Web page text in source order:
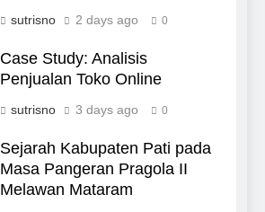
sutrisno 2 days ago 0
Case Study: Analisis
Penjualan Toko Online
sutrisno 3 days ago 0
Sejarah Kabupaten Pati pada
Masa Pangeran Pragola II
Melawan Mataram